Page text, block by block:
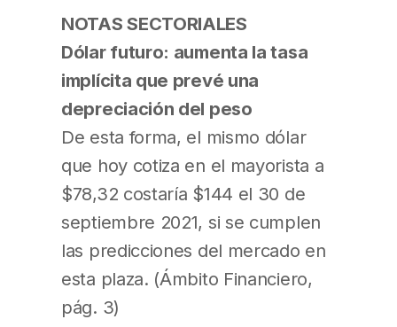
NOTAS SECTORIALES
Dólar futuro: aumenta la tasa
implícita que prevé una
depreciación del peso
De esta forma, el mismo dólar
que hoy cotiza en el mayorista a
$78,32 costaría $144 el 30 de
septiembre 2021, si se cumplen
las predicciones del mercado en
esta plaza. (Ámbito Financiero,
pág. 3)